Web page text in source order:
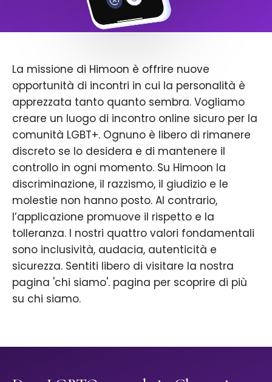
La missione di Himoon è offrire nuove
opportunità di incontri in cui la personalità è
apprezzata tanto quanto sembra. Vogliamo
creare un luogo di incontro online sicuro per la
comunità LGBT+. Ognuno è libero di rimanere
discreto se lo desidera e di mantenere il
controllo in ogni momento. Su Himoon la
discriminazione, il razzismo, il giudizio e le
molestie non hanno posto. Al contrario,
l’applicazione promuove il rispetto e la
tolleranza. I nostri quattro valori fondamentali
sono inclusività, audacia, autenticità e
sicurezza. Sentiti libero di visitare la nostra
pagina 'chi siamo'. pagina per scoprire di più
su chi siamo.